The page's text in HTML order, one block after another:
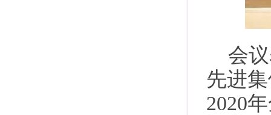
会
先进
2020